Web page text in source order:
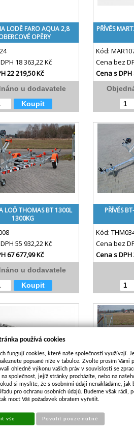
LODĚ FARO AQUA 2,8
OPĚRY
18 363,22 Kč
22 219,50 Kč
u dodavatele
Koupit
PŘÍVĚS
Kód:
Cena bez
Cena s DPH
LOĎ THOMAS BT 1300L
1300KG
55 932,22 Kč
67 677,99 Kč
u dodavatele
Koupit
PŘÍVĚS
Kód:
Cena bez
Cena s DPH
LODĚ MARTZ YACHT 3500
116 076,92 Kč
PŘÍVĚS NA
Kód:
Cena bez
používá cookies
fungují cookies, které naše společnosti využívají.
popsané níže v tabulce. Zvolte prosím Vámi
ohledně výkonu vašich práv v souvislosti se
společnost, jejíž stránky procházíte, nebo na
si myslíte, že s osobními údaji nenakládáme, jak
pro ochranu osobních údajů. Budeme však rádi,
moct Váš požadavek obratem vyřešit.
vše Povolit pouze nutné